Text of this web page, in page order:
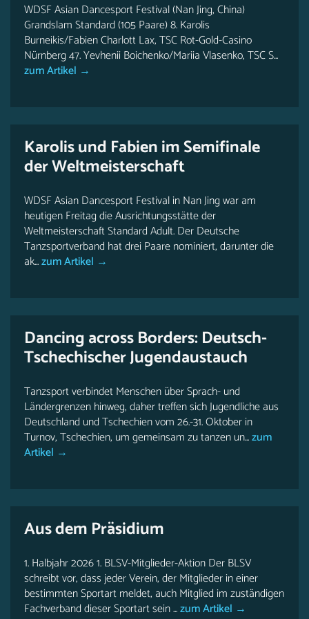
WDSF Asian Dancesport Festival (Nan Jing, China)
Grandslam Standard (105 Paare) 8. Karolis
Burneikis/Fabien Charlott Lax, TSC Rot-Gold-Casino
Nürnberg 47. Yevhenii Boichenko/Mariia Vlasenko, TSC S...
zum Artikel →
Karolis und Fabien im Semifinale
der Weltmeisterschaft
WDSF Asian Dancesport Festival in Nan Jing war am
heutigen Freitag die Ausrichtungsstätte der
Weltmeisterschaft Standard Adult. Der Deutsche
Tanzsportverband hat drei Paare nominiert, darunter die
ak...zum Artikel →
Dancing across Borders: Deutsch-
Tschechischer Jugendaustauch
Tanzsport verbindet Menschen über Sprach- und
Ländergrenzen hinweg, daher treffen sich Jugendliche aus
Deutschland und Tschechien vom 26.-31. Oktober in
Turnov, Tschechien, um gemeinsam zu tanzen un...zum
Artikel →
Aus dem Präsidium
1. Halbjahr 2026 1. BLSV-Mitglieder-Aktion Der BLSV
schreibt vor, dass jeder Verein, der Mitglieder in einer
bestimmten Sportart meldet, auch Mitglied im zuständigen
Fachverband dieser Sportart sein ...zum Artikel →